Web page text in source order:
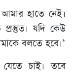
হাতে নেই।
প্রস্তুত। যদি কেউ
বলতে হবে।’
চাই। তবে